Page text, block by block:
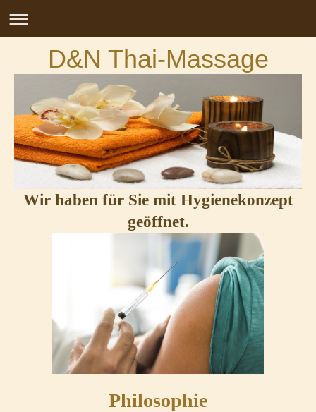
D&N Thai-Massage
Wir haben für Sie mit Hygienekonzept
geöffnet.
Philosophie